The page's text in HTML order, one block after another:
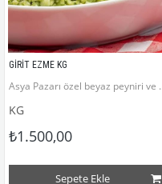
GİRİT EZME KG
Asya Pazarı
KG
₺1.500,00
Sepete Ekle